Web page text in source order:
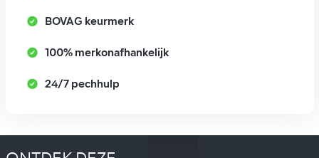
BOVAG keurmerk
100% merkonafhankelijk
24/7 pechhulp